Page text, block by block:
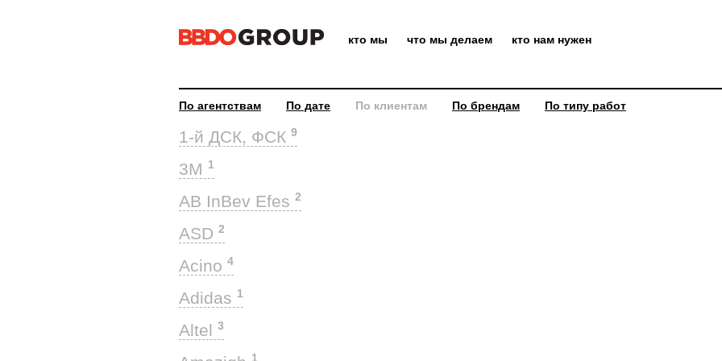
кто мы что мы делаем кто нам нужен
По агентствам По дате По клиентам По брендам По типу работ
1-й ДСК, ФСК 9
3M 1
AB InBev Efes 2
ASD 2
Acino 4
Adidas 1
Altel 3
1